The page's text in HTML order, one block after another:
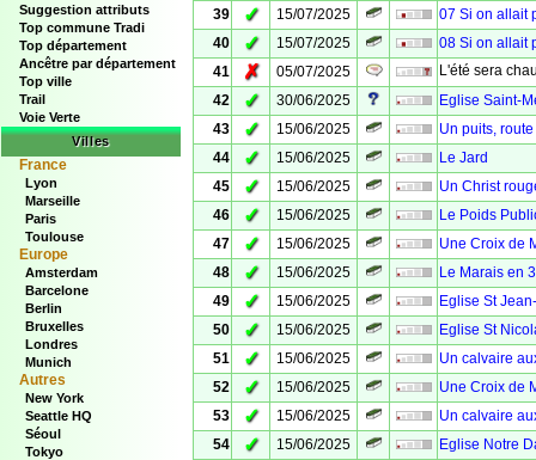
Suggestion attributs
Top commune Tradi
Top département
Ancêtre par département
Top ville
Trail
Voie Verte
Villes
France
Lyon
Marseille
Paris
Toulouse
Europe
Amsterdam
Barcelone
Berlin
Bruxelles
Londres
Munich
Autres
New York
Seattle HQ
Séoul
Tokyo
39
✓ 15/07/2025
07 Si on allait
40
✓ 15/07/2025
08 Si on allait
41
✗ 05/07/2025
L'été sera
42
✓ 30/06/2025
Eglise Saint-
43
✓ 15/06/2025
Un puits,
44
✓ 15/06/2025
Le Jard
45
✓ 15/06/2025
Un Christ
46
✓ 15/06/2025
Le Poids
47
✓ 15/06/2025
Une Croix de
48
✓ 15/06/2025
Le Marais en
49
✓ 15/06/2025
Eglise St
50
✓ 15/06/2025
Eglise St
51
✓ 15/06/2025
Un calvaire
52
✓ 15/06/2025
Une Croix de
53
✓ 15/06/2025
Un calvaire
54
✓ 15/06/2025
Eglise Notre